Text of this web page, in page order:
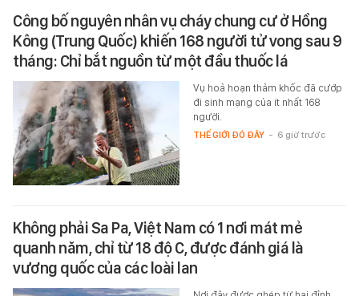
Công bố nguyên nhân vụ cháy chung cư ở Hồng
Kông (Trung Quốc) khiến 168 người tử vong sau 9
tháng: Chỉ bắt nguồn từ một đầu thuốc lá
Vụ hoả hoạn thảm khốc đã cướp
đi sinh mạng của ít nhất 168
người.
THẾ GIỚI ĐÓ ĐÂY - 6 giờ trước
Không phải Sa Pa, Việt Nam có 1 nơi mát mẻ
quanh năm, chỉ từ 18 độ C, được đánh giá là
vương quốc của các loài lan